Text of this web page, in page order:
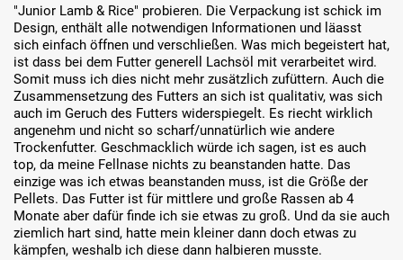
"Junior Lamb & Rice" probieren. Die Verpackung ist schick im
Design, enthält alle notwendigen Informationen und läasst
sich einfach öffnen und verschließen. Was mich begeistert hat,
ist dass bei dem Futter generell Lachsöl mit verarbeitet wird.
Somit muss ich dies nicht mehr zusätzlich zufüttern. Auch die
Zusammensetzung des Futters an sich ist qualitativ, was sich
auch im Geruch des Futters widerspiegelt. Es riecht wirklich
angenehm und nicht so scharf/unnatürlich wie andere
Trockenfutter. Geschmacklich würde ich sagen, ist es auch
top, da meine Fellnase nichts zu beanstanden hatte. Das
einzige was ich etwas beanstanden muss, ist die Größe der
Pellets. Das Futter ist für mittlere und große Rassen ab 4
Monate aber dafür finde ich sie etwas zu groß. Und da sie auch
ziemlich hart sind, hatte mein kleiner dann doch etwas zu
kämpfen, weshalb ich diese dann halbieren musste.